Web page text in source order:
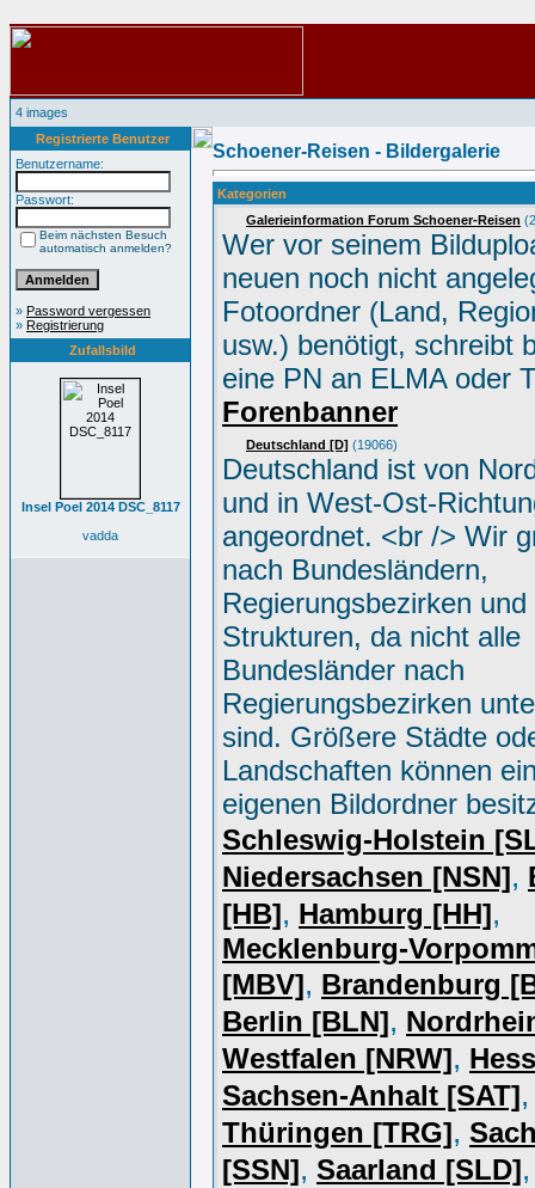
4 images
Registrierte Benutzer
Benutzername:
Passwort:
Beim nächsten Besuch
automatisch anmelden?
» Password vergessen
» Registrierung
Zufallsbild
Insel Poel 2014 DSC_8117
vadda
Schoener-Reisen - Bildergalerie
Kategorien
Galerieinformation Forum Schoener-Reisen
Wer vor seinem
neuen noch nicht
Fotoordner (Land,
usw.) benötigt, schreibt
eine PN an ELMA oder
Forenbanner
Deutschland [D] (19066)
Deutschland ist von
und in West-Ost-
angeordnet. <br /> Wir
nach Bundesländern,
Regierungsbezirken
Strukturen, da nicht alle
Bundesländer nach
Regierungsbezirken
sind. Größere Städte
Landschaften können
eigenen Bildordner
Schleswig-Holstein
Niedersachsen [NSN],
[HB], Hamburg [HH],
Mecklenburg-
[MBV], Brandenburg
Berlin [BLN],
Westfalen [NRW],
Sachsen-Anhalt [SAT],
Thüringen [TRG],
[SSN], Saarland [SLD],